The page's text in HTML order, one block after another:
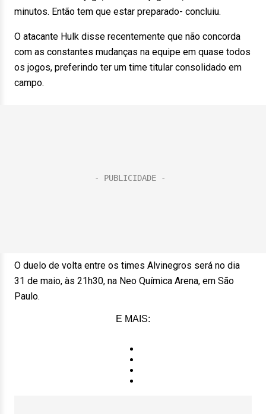
minutos. Então tem que estar preparado- concluiu.
O atacante Hulk disse recentemente que não concorda
com as constantes mudanças na equipe em quase todos
os jogos, preferindo ter um time titular consolidado em
campo.
O duelo de volta entre os times Alvinegros será no dia
31 de maio, às 21h30, na Neo Química Arena, em São
Paulo.
E MAIS: